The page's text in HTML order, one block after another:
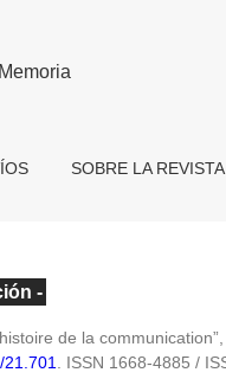
SOBRE LA REVISTA
-
de la
. ISSN 1668-4885 /